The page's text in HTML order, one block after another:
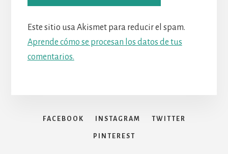
Este sitio usa Akismet para reducir el spam.
Aprende cómo se procesan los datos de tus
comentarios.
FACEBOOK INSTAGRAM TWITTER
PINTEREST